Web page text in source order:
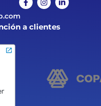
a clientes